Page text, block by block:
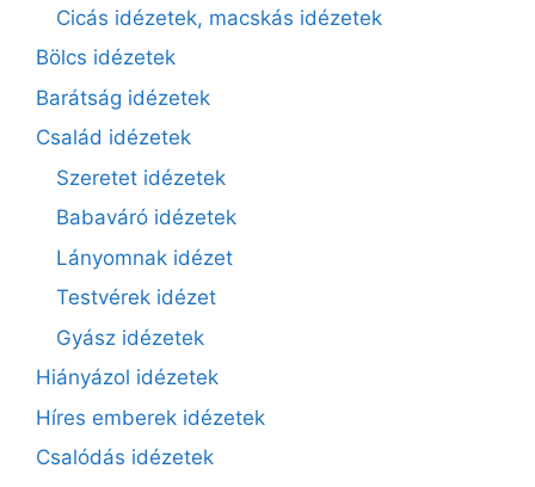
Cicás idézetek, macskás idézetek
Bölcs idézetek
Barátság idézetek
Család idézetek
Szeretet idézetek
Babaváró idézetek
Lányomnak idézet
Testvérek idézet
Gyász idézetek
Hiányázol idézetek
Híres emberek idézetek
Csalódás idézetek